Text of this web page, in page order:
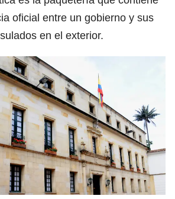
oficial entre un gobierno y sus
en el exterior.